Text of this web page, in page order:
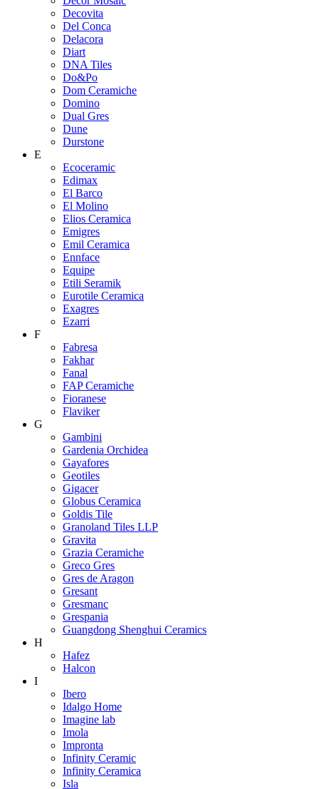
Decovita
Del Conca
Delacora
Diart
DNA Tiles
Do&Po
Dom Ceramiche
Domino
Dual Gres
Dune
Durstone
E
Ecoceramic
Edimax
El Barco
El Molino
Elios Ceramica
Emigres
Emil Ceramica
Ennface
Equipe
Etili Seramik
Eurotile Ceramica
Exagres
Ezarri
F
Fabresa
Fakhar
Fanal
FAP Ceramiche
Fioranese
Flaviker
G
Gambini
Gardenia Orchidea
Gayafores
Geotiles
Gigacer
Globus Ceramica
Goldis Tile
Granoland Tiles LLP
Gravita
Grazia Ceramiche
Greco Gres
Gres de Aragon
Gresant
Gresmanc
Grespania
Guangdong Shenghui Ceramics
H
Hafez
Halcon
I
Ibero
Idalgo Home
Imagine lab
Imola
Impronta
Infinity Ceramic
Infinity Ceramica
Isla